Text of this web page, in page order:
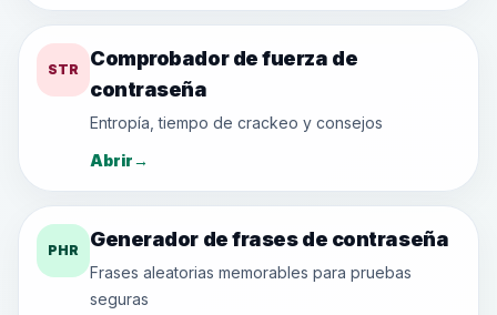
STR
Comprobador de fuerza de
contraseña
Entropía, tiempo de crackeo y consejos
Abrir→
PHR Generador de frases de contraseña
Frases aleatorias memorables para pruebas
seguras